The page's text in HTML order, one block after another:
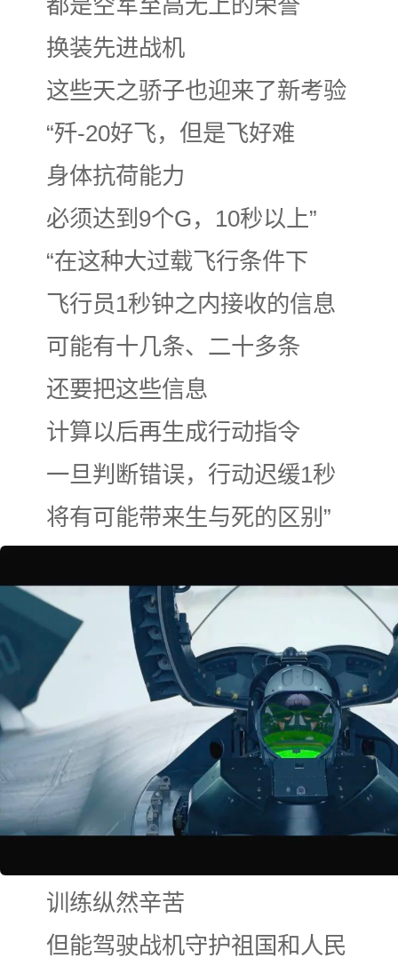
换装先进战机
这些天之骄子也迎来了新考验
“歼-20好飞，但是飞好难
身体抗荷能力
必须达到9个G，10秒以上”
“在这种大过载飞行条件下
飞行员1秒钟之内接收的信息
可能有十几条、二十多条
还要把这些信息
计算以后再生成行动指令
一旦判断错误，行动迟缓1秒
将有可能带来生与死的区别”
训练纵然辛苦
但能驾驶战机守护祖国和人民